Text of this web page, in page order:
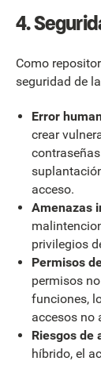
4.
Como
seguridad de
Error
crear
acceso.
Amenazas
privilegios
Permisos
permisos
funciones,
accesos no
Riesgos de
híbrido, el